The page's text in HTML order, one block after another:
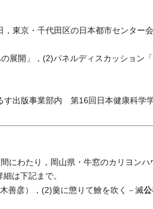
東京・千代田区の日本都市センター
展開」，(2)パネルディスカッション
出版事業部内 第16回日本健康科学
わたり，岡山県・牛窓のカリヨンハ
は下記まで。
善彦），(2)羹に懲りて鱠を吹く－滅公